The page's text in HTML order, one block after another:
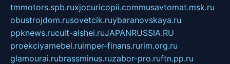
tmmotors.spb.ruxjocuricopii.commusavtomat.msk.ru
obustrojdom.rusovetcik.ruybaranovskaya.ru
ppknews.rucult-alshei.ruJAPANRUSSIA.RU
proekciyamebel.ruimper-finans.rurim.org.ru
glamourai.rubrassminus.ruzabor-pro.ruftn.pp.ru